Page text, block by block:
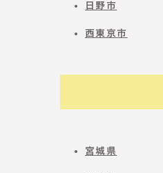
日野市
西東京市
宮城県